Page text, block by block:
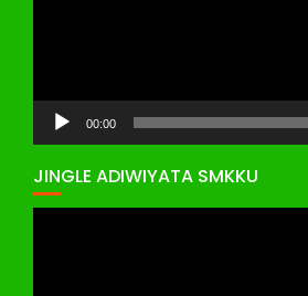
00:00
JINGLE ADIWIYATA SMKKU